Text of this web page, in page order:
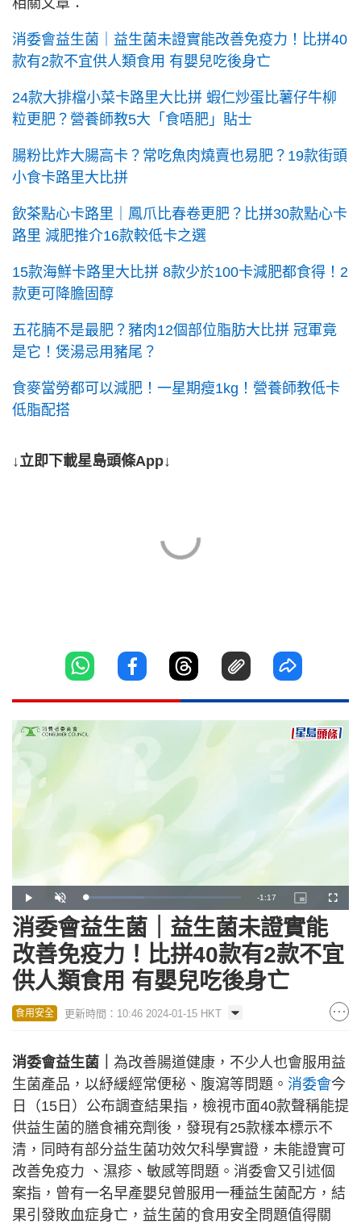
相關文章：
消委會益生菌｜益生菌未證實能改善免疫力！比拼40
款有2款不宜供人類食用 有嬰兒吃後身亡
24款大排檔小菜卡路里大比拼 蝦仁炒蛋比薯仔牛柳
粒更肥？營養師教5大「食唔肥」貼士
腸粉比炸大腸高卡？常吃魚肉燒賣也易肥？19款街頭
小食卡路里大比拼
飲茶點心卡路里｜鳳爪比春卷更肥？比拼30款點心卡
路里 減肥推介16款較低卡之選
15款海鮮卡路里大比拼 8款少於100卡減肥都食得！2
款更可降膽固醇
五花腩不是最肥？豬肉12個部位脂肪大比拼 冠軍竟
是它！煲湯忌用豬尾？
食麥當勞都可以減肥！一星期瘦1kg！營養師教低卡
低脂配搭
↓立即下載星島頭條App↓
Play Unmute Loaded:
38.14%
Remaining
Time
-1:17
Picture-
in-
Picture
消委會益生菌｜益生菌未證實能
改善免疫力！比拼40款有2款不宜
供人類食用 有嬰兒吃後身亡
食用安全 更新時間：10:46 2024-01-15 HKT
消委會益生菌｜ 為改善腸道健康，不少人也會服用益
生菌產品，以紓緩經常便秘、腹瀉等問題。 消委會今
日（15日）公布調查結果指，檢視市面40款聲稱能提
供益生菌的膳食補充劑後，發現有25款樣本標示不
清，同時有部分益生菌功效欠科學實證，未能證實可
改善免疫力 、濕疹、敏感等問題。消委會又引述個
案指，曾有一名早產嬰兒曾服用一種益生菌配方，結
果引發敗血症身亡，益生菌的食用安全問題值得關